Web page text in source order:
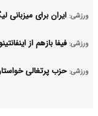
ورزشی: ایران برای میزبانی
ورزشی: فیفا بازهم از
ورزشی: حزب پرتغالی